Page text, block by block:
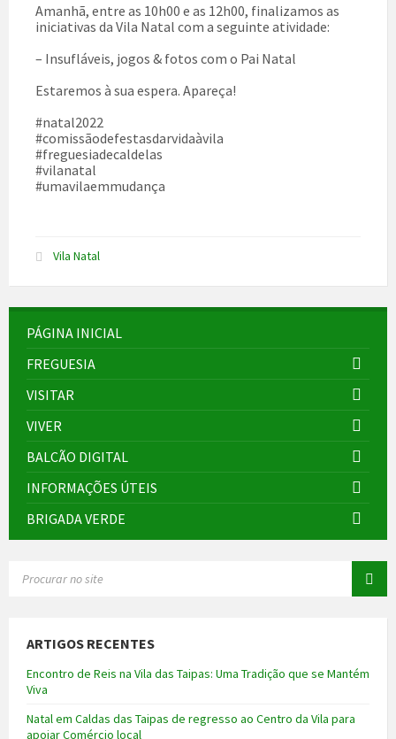
Amanhã, entre as 10h00 e as 12h00, finalizamos as
iniciativas da Vila Natal com a seguinte atividade:
– Insufláveis, jogos & fotos com o Pai Natal
Estaremos à sua espera. Apareça!
#natal2022
#comissãodefestasdarvidaàvila
#freguesiadecaldelas
#vilanatal
#umavilaemmudança
Vila Natal
PÁGINA INICIAL
FREGUESIA
VISITAR
VIVER
BALCÃO DIGITAL
INFORMAÇÕES ÚTEIS
BRIGADA VERDE
ARTIGOS RECENTES
Encontro de Reis na Vila das Taipas: Uma Tradição que se Mantém
Viva
Natal em Caldas das Taipas de regresso ao Centro da Vila para
apoiar Comércio local